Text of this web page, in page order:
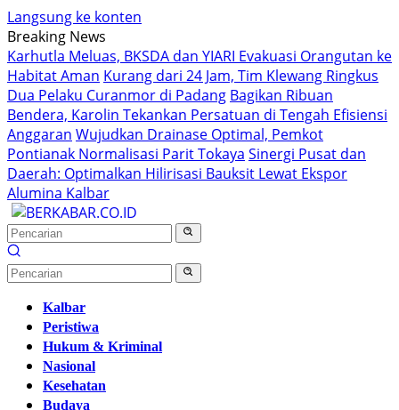
Langsung ke konten
Breaking News
Karhutla Meluas, BKSDA dan YIARI Evakuasi Orangutan ke
Habitat Aman Kurang dari 24 Jam, Tim Klewang Ringkus
Dua Pelaku Curanmor di Padang Bagikan Ribuan
Bendera, Karolin Tekankan Persatuan di Tengah Efisiensi
Anggaran Wujudkan Drainase Optimal, Pemkot
Pontianak Normalisasi Parit Tokaya Sinergi Pusat dan
Daerah: Optimalkan Hilirisasi Bauksit Lewat Ekspor
Alumina Kalbar
Kalbar
Peristiwa
Hukum & Kriminal
Nasional
Kesehatan
Budaya